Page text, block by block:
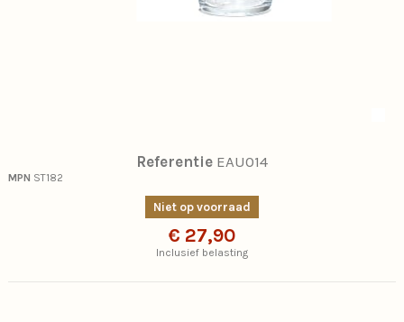
Referentie EAU014
MPN ST182
Niet op voorraad
€ 27,90
Inclusief belasting